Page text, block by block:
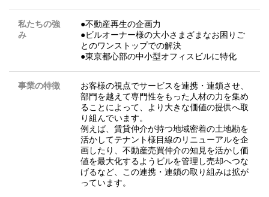
私たちの強
み
●不動産再生の企画力
●ビルオーナー様の大小さまざまなお困りご
とのワンストップでの解決
●東京都心部の中小型オフィスビルに特化
事業の特徴
お客様の視点でサービスを連携・連鎖させ、
部⾨を越えて専⾨性をもった⼈材の⼒を集め
ることによって、より⼤きな価値の提供へ取
り組んでいます。
例えば、賃貸仲介が持つ地域密着の⼟地勘を
活かしてテナント様⽬線のリニューアルを企
画したり、不動産売買仲介の知⾒を活かし価
値を最⼤化するようビルを管理し売却へつな
げるなど、この連携・連鎖の取り組みは拡が
っています。